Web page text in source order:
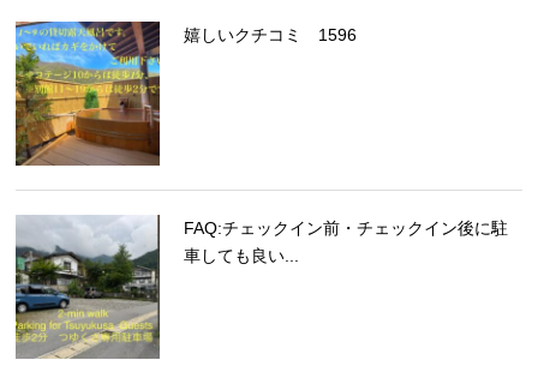
嬉しいクチコミ 1596
FAQ:チェックイン前・チェックイン後に駐
車しても良い...